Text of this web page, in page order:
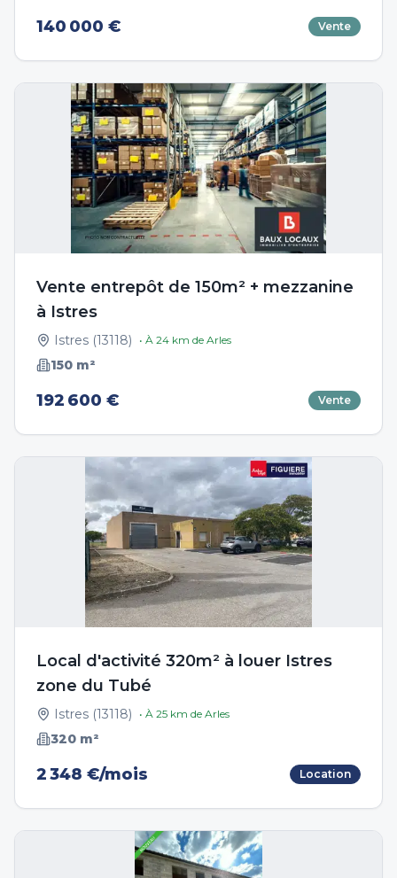
140 000 € Vente
Vente entrepôt de 150m² + mezzanine
à Istres
Istres (13118) • À 24 km de Arles
150 m²
192 600 € Vente
Local d'activité 320m² à louer Istres
zone du Tubé
Istres (13118) • À 25 km de Arles
320 m²
2 348 €/mois Location